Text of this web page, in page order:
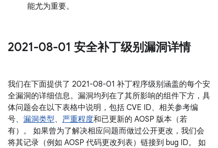
能尤为重要。
2021-08-01 安全补丁级别漏洞详情
我们在下面提供了 2021-08-01 补丁程序级别涵盖的每个安
全漏洞的详细信息。漏洞均列在了其所影响的组件下方，具
体问题会在以下表格中说明，包括 CVE ID、相关参考编
号、 漏洞类型、 严重程度和已更新的 AOSP 版本（若
有）。 如果曾为了解决相应问题而做过公开更改，我们会
将其记录（例如 AOSP 代码更改列表）链接到 bug ID。 如